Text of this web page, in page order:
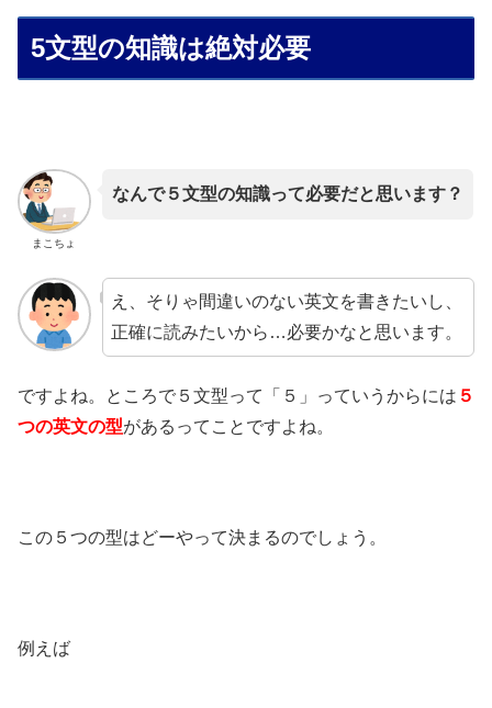
5文型の知識は絶対必要
まこちょ
なんで５文型の知識って必要だと思います？
え、そりゃ間違いのない英文を書きたいし、
正確に読みたいから…必要かなと思います。
ですよね。ところで５文型って「５」っていうからには ５
つの英文の型があるってことですよね。
この５つの型はどーやって決まるのでしょう。
例えば